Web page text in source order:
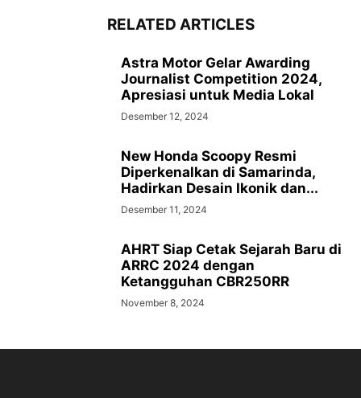
RELATED ARTICLES
Astra Motor Gelar Awarding
Journalist Competition 2024,
Apresiasi untuk Media Lokal
Desember 12, 2024
New Honda Scoopy Resmi
Diperkenalkan di Samarinda,
Hadirkan Desain Ikonik dan...
Desember 11, 2024
AHRT Siap Cetak Sejarah Baru di
ARRC 2024 dengan
Ketangguhan CBR250RR
November 8, 2024